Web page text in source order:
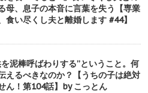
母、息子の本音に言葉を失う【専業
食い尽くし夫と離婚します #44】
泥棒呼ばわりする”ということ。何
えるべきなのか？【うちの子は絶対
ん！第104話】by こっとん